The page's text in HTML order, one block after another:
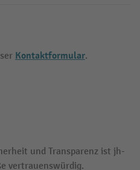
Kontaktformular.
und Transparenz ist jh-
vertrauenswürdig.